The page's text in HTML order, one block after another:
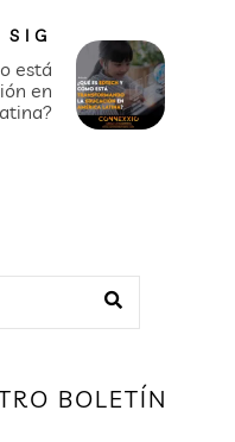
SIG
está
en
BOLETÍN